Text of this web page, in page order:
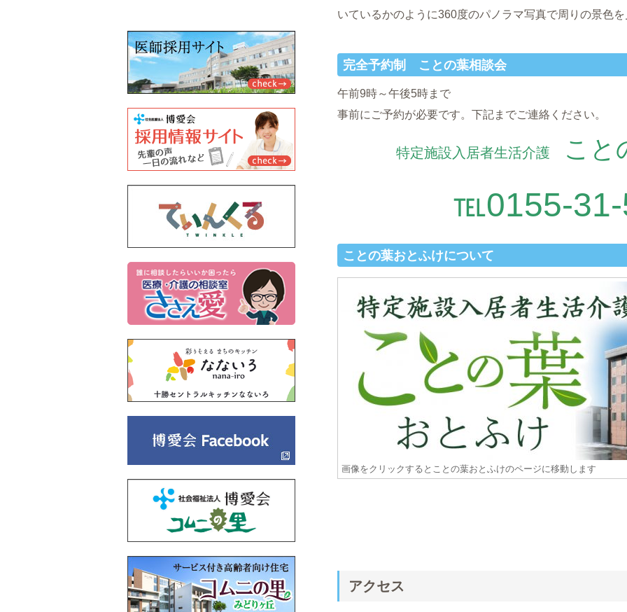
いているかのように360度のパノラマ写真で周りの景色
完全予約制 ことの葉相談会
午前9時～午後5時まで
事前にご予約が必要です。下記までご連絡ください。
特定施設入居者生活介護 こと
℡0155-31-
ことの葉おとふけについて
画像をクリックするとことの葉おとふけのページに移動します
アクセス